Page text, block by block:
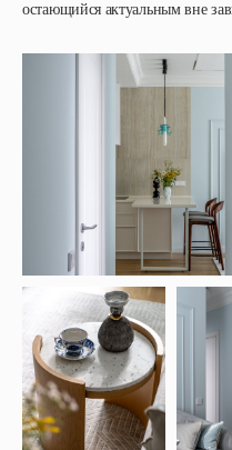
остающийся актуальным вне